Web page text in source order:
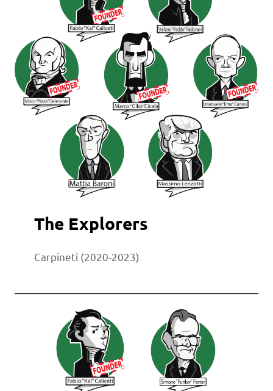
The Explorers
Carpineti (2020-2023)